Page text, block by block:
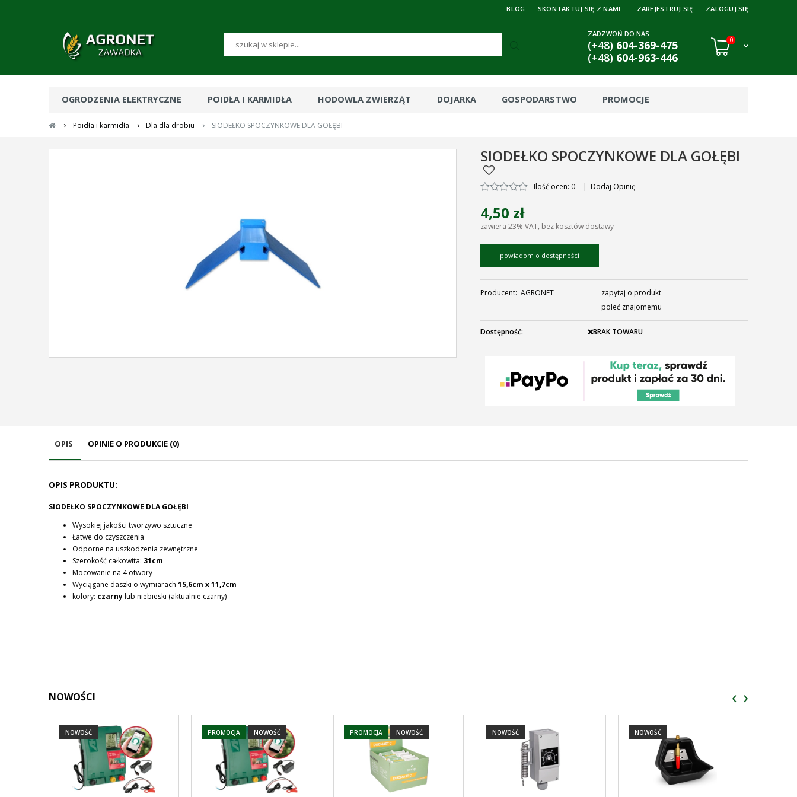
ZAREJESTRUJ SIĘ ZALOGUJ SIĘ
BLOG SKONTAKTUJ SIĘ Z NAMI
ZADZWOŃ DO NAS
(+48)604-369-475
(+48) 604-963-446
0
OGRODZENIA ELEKTRYCZNE POIDŁA I KARMIDŁA HODOWLA ZWIERZĄT DOJARKA GOSPODARSTWO PROMOCJE
› Poidła i karmidła › Dla dla drobiu › SIODEŁKO SPOCZYNKOWE DLA GOŁĘBI
SIODEŁKO SPOCZYNKOWE DLA GOŁĘBI
Ilość ocen: 0 | Dodaj Opinię
4,50 zł
zawiera 23% VAT, bez kosztów dostawy
powiadom o dostępności
Producent: AGRONET
zapytaj o produkt
poleć znajomemu
Dostępność: ❌BRAK TOWARU
OPIS OPINIE O PRODUKCIE (0)
OPIS PRODUKTU:
SIODEŁKO SPOCZYNKOWE DLA GOŁĘBI
Wysokiej jakości tworzywo sztuczne
Łatwe do czyszczenia
Odporne na uszkodzenia zewnętrzne
Szerokość całkowita: 31cm
Mocowanie na 4 otwory
Wyciągane daszki o wymiarach 15,6cm x 11,7cm
kolory: czarnylub niebieski (aktualnie czarny)
NOWOŚCI
NOWOŚĆ PROMOCJA NOWOŚĆ PROMOCJA NOWOŚĆ NOWOŚĆ NOWOŚĆ
‹ ›